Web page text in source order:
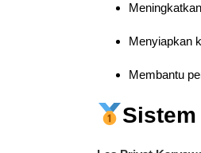
Meningkatkan
Menyiapkan
Membantu